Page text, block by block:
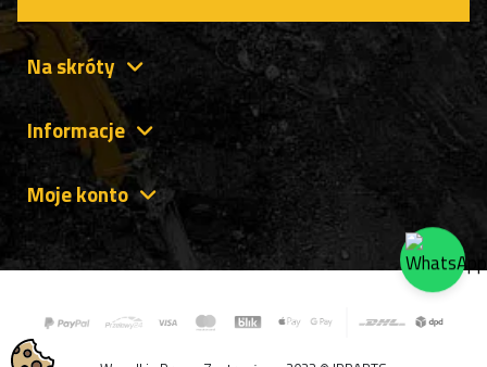
Na skróty
Informacje
Moje konto